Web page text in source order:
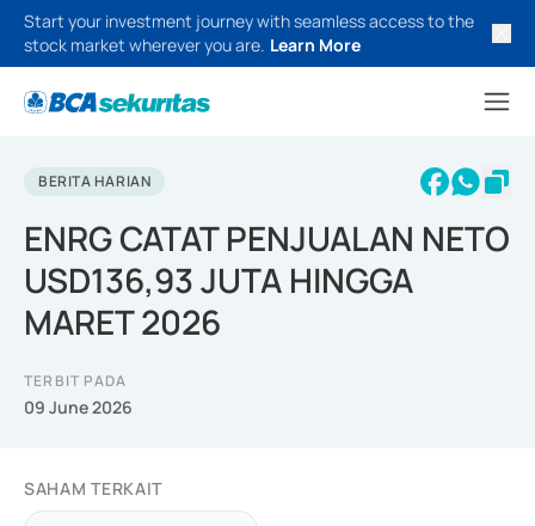
Start your investment journey with seamless access to the
stock market wherever you are. Learn More
BERITA HARIAN
ENRG CATAT PENJUALAN NETO
USD136,93 JUTA HINGGA
MARET 2026
TERBIT PADA
09 June 2026
SAHAM TERKAIT